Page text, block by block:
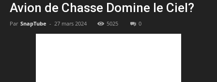
Avion de Chasse Domine le Ciel?
Par SnapTube - 27 mars 2024 5025 0